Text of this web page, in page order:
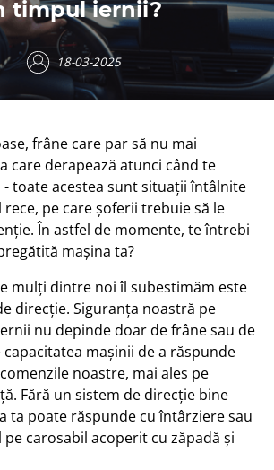
timpul iernii?
18-03-2025
frâne care par să nu mai
care derapează atunci când te
toate acestea sunt situații întâlnite
pe care șoferii trebuie să le
În astfel de momente, te întrebi
mașina ta?
mulți dintre noi îl subestimăm este
direcție. Siguranța noastră pe
nu depinde doar de frâne sau de
capacitatea mașinii de a răspunde
noastre, mai ales pe
Fără un sistem de direcție bine
ta poate răspunde cu întârziere sau
carosabil acoperit cu zăpadă și